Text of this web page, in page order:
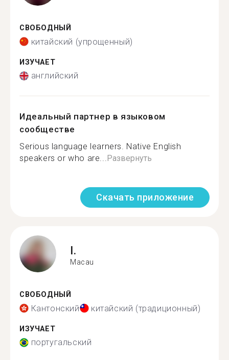
СВОБОДНЫЙ
китайский (упрощенный)
ИЗУЧАЕТ
английский
Идеальный партнер в языковом
сообществе
Serious language learners. Native English
speakers or who are...Развернуть
Скачать приложение
I.
Macau
СВОБОДНЫЙ
Кантонский китайский (традиционный)
ИЗУЧАЕТ
португальский